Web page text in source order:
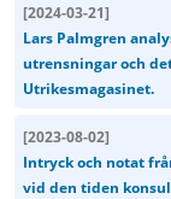
[2024-03-21]
Lars Palmgren
utrensningar och
Utrikesmagasinet.
[2023-08-02]
Intryck och notat
vid den tiden